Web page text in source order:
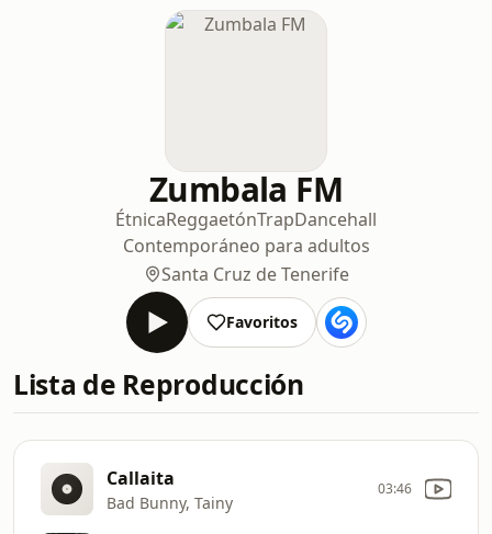
Zumbala FM
ÉtnicaReggaetónTrapDancehall
Contemporáneo para adultos
Santa Cruz de Tenerife
Favoritos
Lista de Reproducción
Callaita
Bad Bunny, Tainy
03:46